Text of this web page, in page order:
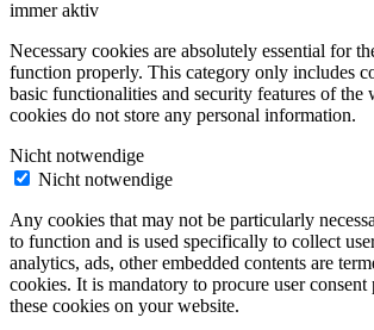
immer aktiv
Necessary cookies are absolutely essential for
function properly. This category only includes
basic functionalities and security features of the
cookies do not store any personal information.
Nicht notwendige
Nicht notwendige
Any cookies that may not be particularly
to function and is used specifically to collect
analytics, ads, other embedded contents are
cookies. It is mandatory to procure user
these cookies on your website.